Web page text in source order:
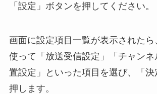
「設定」ボタンを押してください。
画面に設定項目一覧が表示されたら
使って「放送受信設定」「チャンネ
置設定」といった項目を選び、「決
押します。